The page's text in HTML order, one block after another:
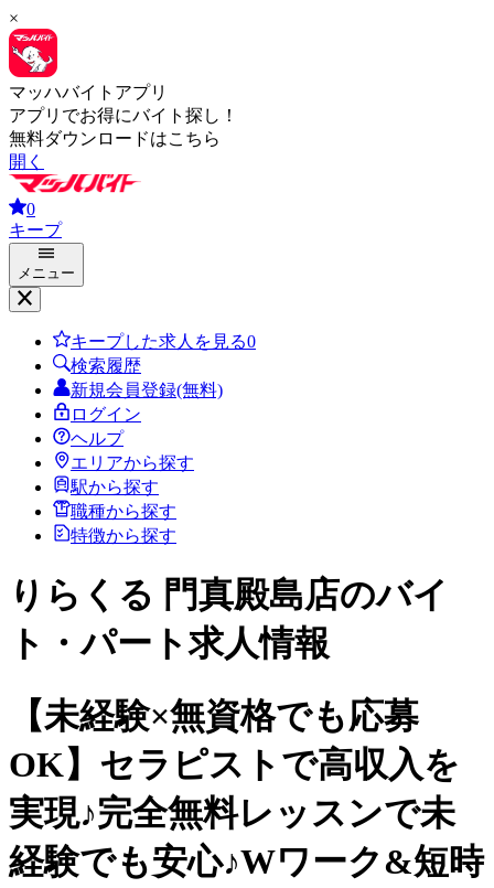
×
マッハバイトアプリ
アプリでお得にバイト探し！
無料ダウンロードはこちら
開く
0
キープ
メニュー
キープした求人を見る0
検索履歴
新規会員登録(無料)
ログイン
ヘルプ
エリアから探す
駅から探す
職種から探す
特徴から探す
りらくる 門真殿島店のバイ
ト・パート求人情報
【未経験×無資格でも応募
OK】セラピストで高収入を
実現♪完全無料レッスンで未
経験でも安心♪Wワーク&短時